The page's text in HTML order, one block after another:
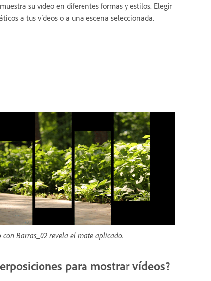
su vídeo en diferentes formas y estilos. Elegir
a tus vídeos o a una escena seleccionada.
con Barras_02 revela el mate aplicado.
para mostrar vídeos?